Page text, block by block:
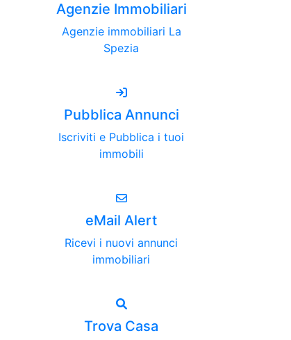
Agenzie Immobiliari
Agenzie immobiliari La
Spezia
Pubblica Annunci
Iscriviti e Pubblica i tuoi
immobili
eMail Alert
Ricevi i nuovi annunci
immobiliari
Trova Casa